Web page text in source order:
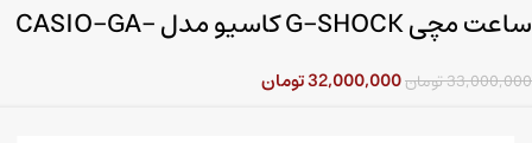
ساعت مچی G-SHOCK کاسیو مدل CASIO-GA-
33,000,000تومان32,000,000تومان